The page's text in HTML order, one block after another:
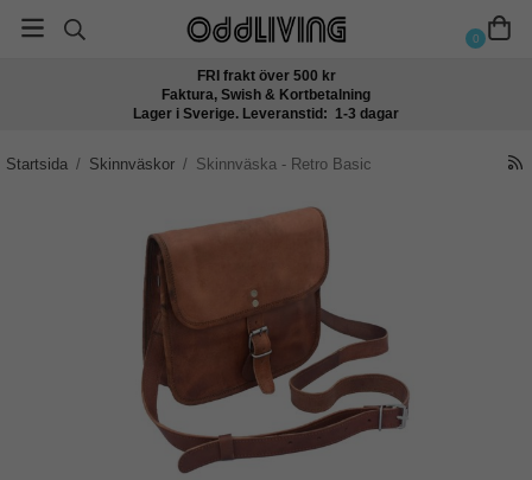
0
FRI frakt över 500 kr
Faktura, Swish & Kortbetalning
Lager i Sverige. Leveranstid: 1-3 dagar
Startsida / Skinnväskor / Skinnväska - Retro Basic